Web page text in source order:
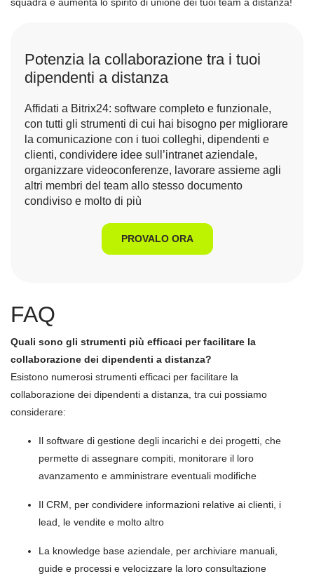
Potenzia la collaborazione tra i tuoi
dipendenti a distanza
Affidati a Bitrix24: software completo e funzionale,
con tutti gli strumenti di cui hai bisogno per migliorare
la comunicazione con i tuoi colleghi, dipendenti e
clienti, condividere idee sull’intranet aziendale,
organizzare videoconferenze, lavorare assieme agli
altri membri del team allo stesso documento
condiviso e molto di più
PROVALO ORA
FAQ
Quali sono gli strumenti più efficaci per facilitare la
collaborazione dei dipendenti a distanza?
Esistono numerosi strumenti efficaci per facilitare la
collaborazione dei dipendenti a distanza, tra cui possiamo
considerare:
Il software di gestione degli incarichi e dei progetti, che
permette di assegnare compiti, monitorare il loro
avanzamento e amministrare eventuali modifiche
Il CRM, per condividere informazioni relative ai clienti, i
lead, le vendite e molto altro
La knowledge base aziendale, per archiviare manuali,
guide e processi e velocizzare la loro consultazione